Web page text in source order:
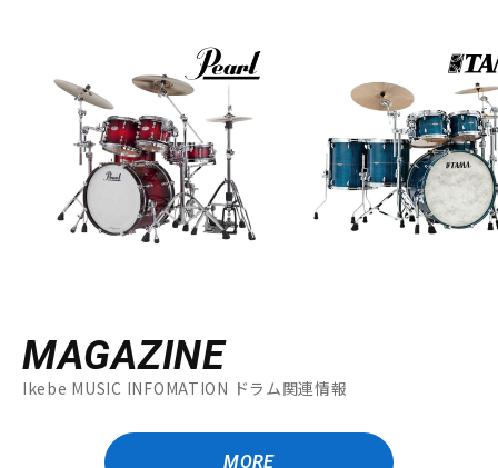
MAGAZINE
Ikebe MUSIC INFOMATION ドラム関連情報
MORE